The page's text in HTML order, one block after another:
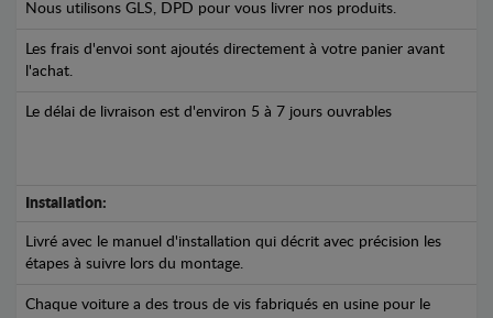
Nous utilisons GLS, DPD pour vous livrer nos produits.
Les frais d'envoi sont ajoutés directement à votre panier avant
l'achat.
Le délai de livraison est d'environ 5 à 7 jours ouvrables
Installation:
Livré avec le manuel d'installation qui décrit avec précision les
étapes à suivre lors du montage.
Chaque voiture a des trous de vis fabriqués en usine pour le